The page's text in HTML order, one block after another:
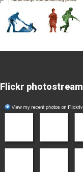
Flickr photostream